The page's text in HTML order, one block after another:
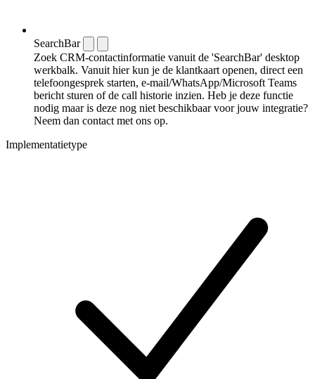
SearchBar
Zoek CRM-contactinformatie vanuit de 'SearchBar' desktop
werkbalk. Vanuit hier kun je de klantkaart openen, direct een
telefoongesprek starten, e-mail/WhatsApp/Microsoft Teams
bericht sturen of de call historie inzien. Heb je deze functie
nodig maar is deze nog niet beschikbaar voor jouw integratie?
Neem dan contact met ons op.
Implementatietype